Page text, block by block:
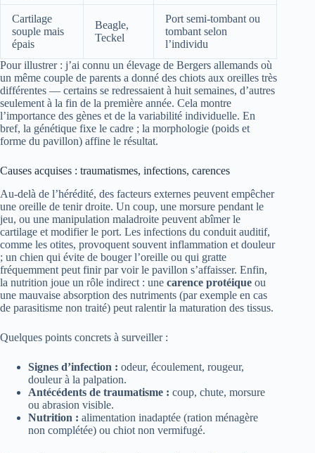
Cartilage
souple mais
épais
Beagle,
Teckel
Port semi-tombant ou
tombant selon
l’individu
Pour illustrer : j’ai connu un élevage de Bergers allemands où
un même couple de parents a donné des chiots aux oreilles très
différentes — certains se redressaient à huit semaines, d’autres
seulement à la fin de la première année. Cela montre
l’importance des gènes et de la variabilité individuelle. En
bref, la génétique fixe le cadre ; la morphologie (poids et
forme du pavillon) affine le résultat.
Causes acquises : traumatismes, infections, carences
Au-delà de l’hérédité, des facteurs externes peuvent empêcher
une oreille de tenir droite. Un coup, une morsure pendant le
jeu, ou une manipulation maladroite peuvent abîmer le
cartilage et modifier le port. Les infections du conduit auditif,
comme les otites, provoquent souvent inflammation et douleur
; un chien qui évite de bouger l’oreille ou qui gratte
fréquemment peut finir par voir le pavillon s’affaisser. Enfin,
la nutrition joue un rôle indirect : une carence protéique ou
une mauvaise absorption des nutriments (par exemple en cas
de parasitisme non traité) peut ralentir la maturation des tissus.
Quelques points concrets à surveiller :
Signes d’infection : odeur, écoulement, rougeur,
douleur à la palpation.
Antécédents de traumatisme : coup, chute, morsure
ou abrasion visible.
Nutrition : alimentation inadaptée (ration ménagère
non complétée) ou chiot non vermifugé.